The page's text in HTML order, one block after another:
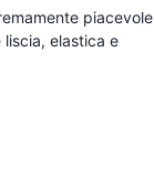
piacevole
elastica e